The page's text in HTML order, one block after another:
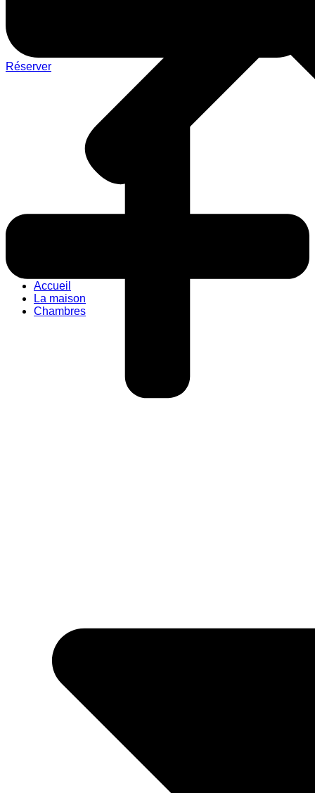
Réserver
Accueil
La maison
Chambres